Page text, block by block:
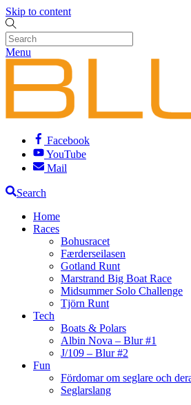
Skip to content
Menu
Facebook
YouTube
Mail
Search
Home
Races
Bohusracet
Færderseilasen
Gotland Runt
Marstrand Big Boat Race
Midsummer Solo Challenge
Tjörn Runt
Tech
Boats & Polars
Albin Nova – Blur #1
J/109 – Blur #2
Fun
Fördomar om seglare och
Seglarslang